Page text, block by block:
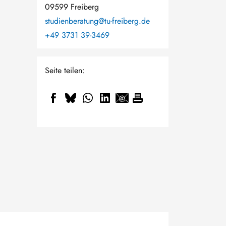
09599 Freiberg
studienberatung@tu-freiberg.de
+49 3731 39-3469
Seite teilen: